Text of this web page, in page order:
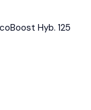
Hyb. 125